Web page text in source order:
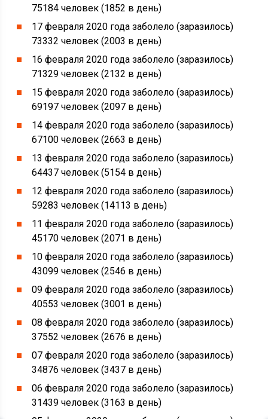
75184 человек (1852 в день)
17 февраля 2020 года заболело (заразилось)
73332 человек (2003 в день)
16 февраля 2020 года заболело (заразилось)
71329 человек (2132 в день)
15 февраля 2020 года заболело (заразилось)
69197 человек (2097 в день)
14 февраля 2020 года заболело (заразилось)
67100 человек (2663 в день)
13 февраля 2020 года заболело (заразилось)
64437 человек (5154 в день)
12 февраля 2020 года заболело (заразилось)
59283 человек (14113 в день)
11 февраля 2020 года заболело (заразилось)
45170 человек (2071 в день)
10 февраля 2020 года заболело (заразилось)
43099 человек (2546 в день)
09 февраля 2020 года заболело (заразилось)
40553 человек (3001 в день)
08 февраля 2020 года заболело (заразилось)
37552 человек (2676 в день)
07 февраля 2020 года заболело (заразилось)
34876 человек (3437 в день)
06 февраля 2020 года заболело (заразилось)
31439 человек (3163 в день)